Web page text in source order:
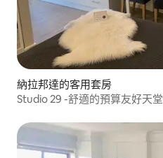
納拉邦達的客用套房
Studio 29 -舒適的預算友好天堂